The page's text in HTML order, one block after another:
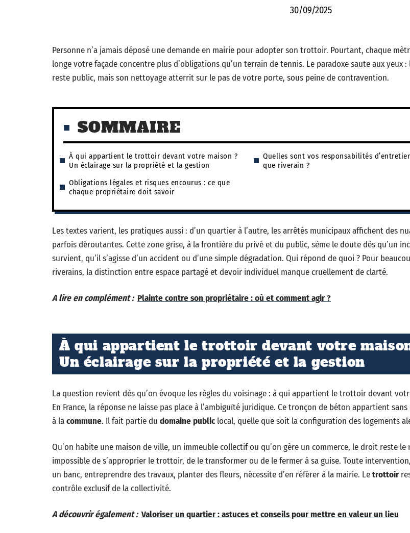
30/09/2025
Personne n’a jamais déposé une demande en mairie pour adopter son trottoir. Pourtant, chaque
longe votre façade concentre plus d’obligations qu’un terrain de tennis. Le paradoxe saute aux yeux
reste public, mais son nettoyage atterrit sur le pas de votre porte, sous peine de contravention.
SOMMAIRE
À qui appartient le trottoir devant votre maison ?
Un éclairage sur la propriété et la gestion
Quelles sont vos responsabilités
que riverain ?
Obligations légales et risques encourus : ce que
chaque propriétaire doit savoir
Les textes varient, les pratiques aussi : d’un quartier à l’autre, les arrêtés municipaux affichent des
parfois déroutantes. Cette zone grise, à la frontière du privé et du public, sème le doute dès qu’un
survient, qu’il s’agisse d’un accident ou d’une simple dégradation. Qui répond de quoi ? Pour
riverains, la distinction entre espace partagé et devoir individuel manque cruellement de clarté.
A lire en complément : Plainte contre son propriétaire : où et comment agir ?
À qui appartient le trottoir devant votre
Un éclairage sur la propriété et la gestion
La question revient dès qu’on évoque les règles du voisinage : à qui appartient le trottoir devant
En France, la réponse ne laisse pas place à l’ambiguïté juridique. Ce tronçon de béton appartient sans
à lacommune. Il fait partie du domaine publiclocal, quelle que soit la configuration des logements
Qu’on habite une maison de ville, un immeuble collectif ou qu’on gère un commerce, le droit reste le
impossible de s’approprier le trottoir, de le transformer ou de le fermer à sa guise. Toute
un banc, entreprendre des travaux, planter des fleurs, nécessite d’en référer à la mairie. Letrottoir
contrôle exclusif de la collectivité.
A découvrir également : Valoriser un quartier : astuces et conseils pour mettre en valeur un lieu